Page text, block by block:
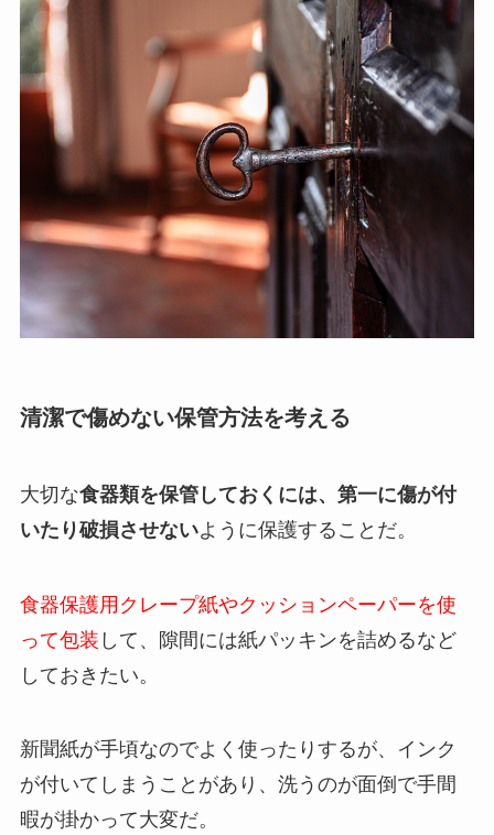
清潔で傷めない保管方法を考える
大切な食器類を保管しておくには、第一に傷が付
いたり破損させないように保護することだ。
食器保護用クレープ紙やクッションペーパーを使
って包装 して、隙間には紙パッキンを詰めるなど
しておきたい。
新聞紙が手頃なのでよく使ったりするが、インク
が付いてしまうことがあり、洗うのが面倒で手間
暇が掛かって大変だ。